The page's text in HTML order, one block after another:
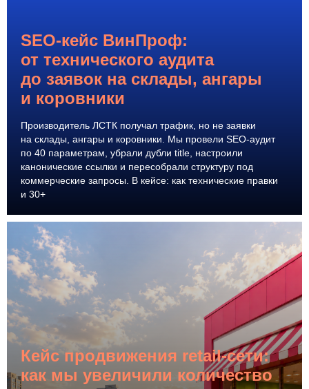
SEO-кейс ВинПроф:
от технического аудита
до заявок на склады, ангары
и коровники
Производитель ЛСТК получал трафик, но не заявки
на склады, ангары и коровники. Мы провели SEO-аудит
по 40 параметрам, убрали дубли title, настроили
канонические ссылки и пересобрали структуру под
коммерческие запросы. В кейсе: как технические правки
и 30+
Кейс продвижения retail-сети:
как мы увеличили количество